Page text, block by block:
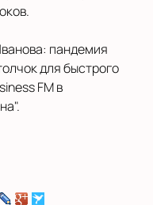
пандемия
для быстрого
FM в